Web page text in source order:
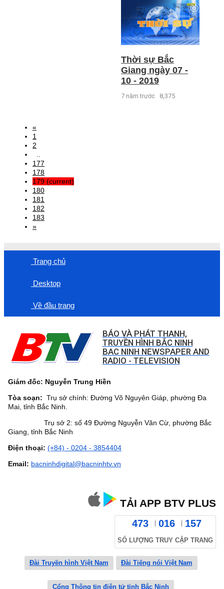
Thời sự Bắc
Giang ngày 07 -
10 - 2019
7 năm trước 8,375
«
1
2
177
178
179 (current)
180
181
182
183
»
Trang chủ
Desktop
Về đầu trang
BÁO VÀ PHÁT THANH,
TRUYỀN HÌNH BẮC NINH
BAC NINH NEWSPAPER AND
RADIO - TELEVISION
Giám đốc: Nguyễn Trung Hiền
Tòa soạn: Trụ sở chính: Đường Võ Nguyên Giáp, phường Đa
Mai, tỉnh Bắc Ninh.
Trụ sở 2: số 49 Đường Nguyễn Văn Cừ, phường Bắc
Giang, tỉnh Bắc Ninh
Điện thoại: (+84) - 0204 - 3854404
Email: bacninhdigital@bacninhtv.vn
TẢI APP BTV PLUS
473 016 157
SỐ LƯỢNG TRUY CẬP TRANG
Đài Truyền hình Việt Nam Đài Tiếng nói Việt Nam
Cổng Thông tin điện tử tỉnh Bắc Ninh